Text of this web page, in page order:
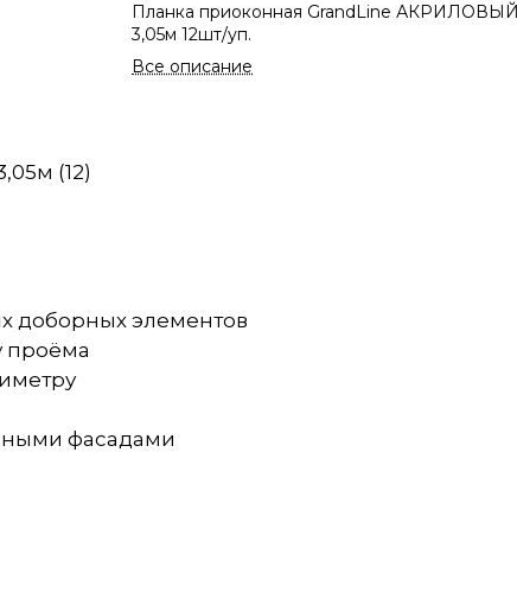
Планка приоконная GrandLine АКРИЛОВЫЙ
3,05м 12шт/уп.
Все описание
(12)
доборных элементов
проёма
фасадами